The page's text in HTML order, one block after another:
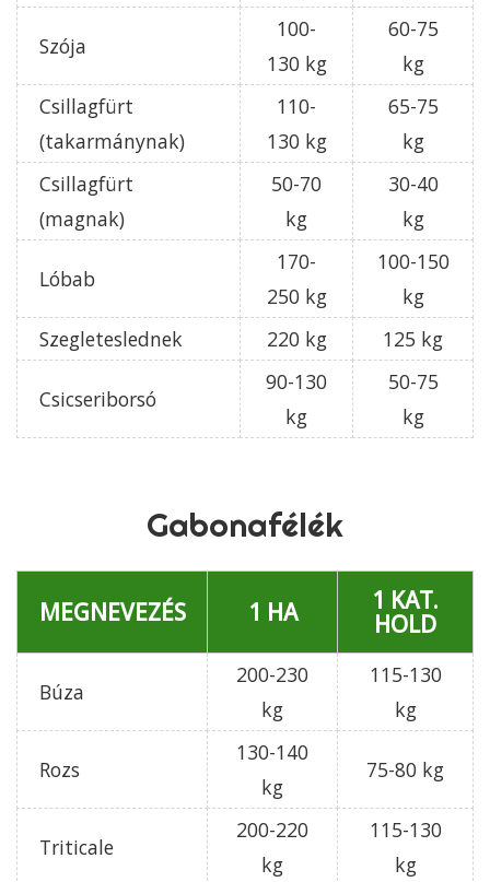
Szója
100-
130 kg
60-75
kg
Csillagfürt
(takarmánynak)
110-
130 kg
65-75
kg
Csillagfürt
(magnak)
50-70
kg
30-40
kg
Lóbab
170-
250 kg
100-150
kg
Szegleteslednek
220 kg 125 kg
Csicseriborsó
90-130
kg
50-75
kg
Gabonafélék
MEGNEVEZÉS 1 HA 1 KAT.
HOLD
Búza
200-230
kg
115-130
kg
Rozs
130-140
kg
75-80 kg
Triticale
200-220
kg
115-130
kg